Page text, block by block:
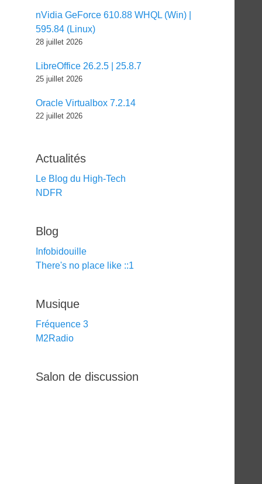
nVidia GeForce 610.88 WHQL (Win) |
595.84 (Linux)
28 juillet 2026
LibreOffice 26.2.5 | 25.8.7
25 juillet 2026
Oracle Virtualbox 7.2.14
22 juillet 2026
Actualités
Le Blog du High-Tech
NDFR
Blog
Infobidouille
There's no place like ::1
Musique
Fréquence 3
M2Radio
Salon de discussion